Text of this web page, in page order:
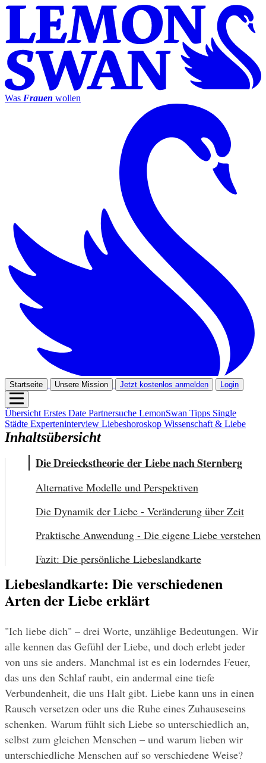
Was Frauen wollen
Startseite Unsere Mission Jetzt kostenlos anmelden Login
ÜbersichtErstes Date Partnersuche LemonSwan Tipps Single
Städte Experteninterview Liebeshoroskop Wissenschaft & Liebe
Inhaltsübersicht
Die Dreieckstheorie der Liebe nach Sternberg
Alternative Modelle und Perspektiven
Die Dynamik der Liebe - Veränderung über Zeit
Praktische Anwendung - Die eigene Liebe verstehen
Fazit: Die persönliche Liebeslandkarte
Liebeslandkarte: Die verschiedenen
Arten der Liebe erklärt
"Ich liebe dich" – drei Worte, unzählige Bedeutungen. Wir
alle kennen das Gefühl der Liebe, und doch erlebt jeder
von uns sie anders. Manchmal ist es ein loderndes Feuer,
das uns den Schlaf raubt, ein andermal eine tiefe
Verbundenheit, die uns Halt gibt. Liebe kann uns in einen
Rausch versetzen oder uns die Ruhe eines Zuhauseseins
schenken. Warum fühlt sich Liebe so unterschiedlich an,
selbst zum gleichen Menschen – und warum lieben wir
unterschiedliche Menschen auf so verschiedene Weise?